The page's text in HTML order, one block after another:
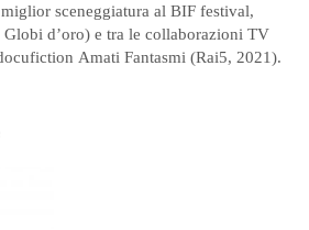
sceneggiatura al BIF festival,
Globi d’oro) e tra le collaborazioni TV
Amati Fantasmi (Rai5, 2021).